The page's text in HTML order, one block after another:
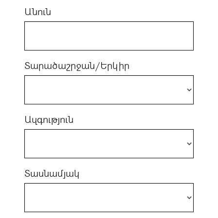
Անուն
Տարածաշրջան/Երկիր
Ազգություն
Տասնամյակ